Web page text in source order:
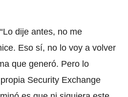
dije antes, no me
Eso sí, no lo voy a volver
que generó. Pero lo
Security Exchange